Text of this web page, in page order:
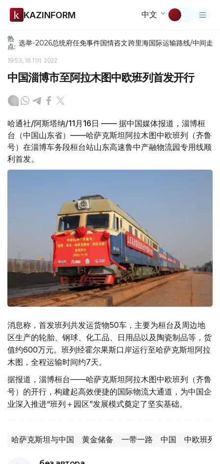
KAZINFORM 中文
热
点: 选举-2026总统府任免事件国情咨文跨里海国际运输路线/中间走廊
19:53, 16 11月 2022
中国淄博市至阿拉木图中欧班列首发开行
哈通社/阿斯塔纳/11月16日 —— 据中国媒体报道，淄博桓
台（中国山东省）——哈萨克斯坦阿拉木图中欧班列（齐鲁
号）在淄博车务段桓台站山东高速鲁中产融物流园专用线顺
利首发。
消息称，首发班列共发运货物50车，主要为桓台及周边地
区生产的轮胎、钢球、化工品、日用品以及陶瓷制品等，货
值约600万元。班列经霍尔果斯口岸运行至哈萨克斯坦阿拉
木图，全程运输时间约7天。
据报道，淄博桓台——哈萨克斯坦阿拉木图中欧班列（齐鲁
号）的开行，构建起高效便捷的国际物流大通道，为中国企
业深入推进“班列＋园区”发展模式奠定了坚实基础。
哈萨克斯坦与中国 黄金储备 一带一路 中国 中欧班列